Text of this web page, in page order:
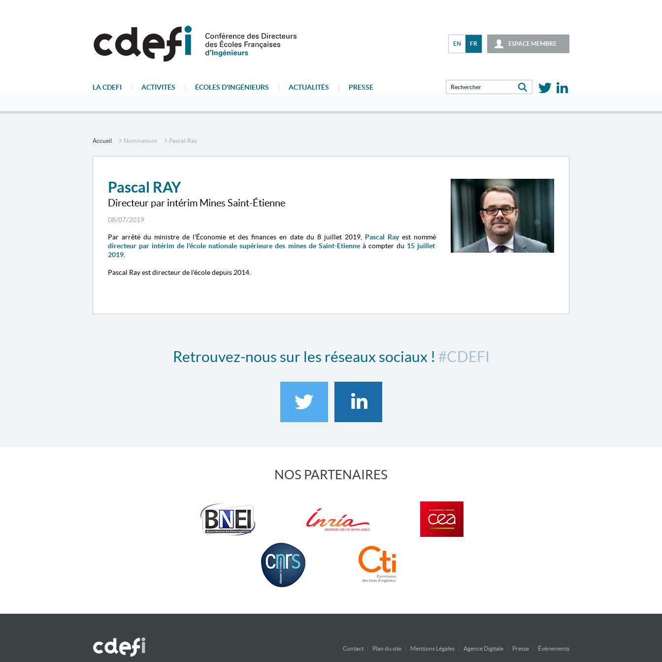
ESPACE MEMBRE
EN FR
LA CDEFI ACTIVITÉS ÉCOLES D'INGÉNIEURS ACTUALITÉS PRESSE
Accueil Nominations Pascal-Ray
Pascal RAY
Directeur par intérim Mines Saint-Étienne
08/07/2019
Par arrêté du ministre de l'Économie et des finances en date du 8 juillet 2019, Pascal Rayest nommé
directeur par intérim de l'école nationale supérieure des mines de Saint-Etienneà compter du 15 juillet
2019
Pascal Ray est directeur de l'école depuis 2014.
Retrouvez-nous sur les réseaux sociaux ! #CDEFI
NOS PARTENAIRES
Contact Plan du site Mentions Légales Agence Digitale Presse Évènements